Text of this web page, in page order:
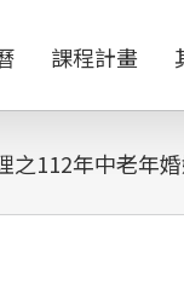
課程計畫
之112年中老年